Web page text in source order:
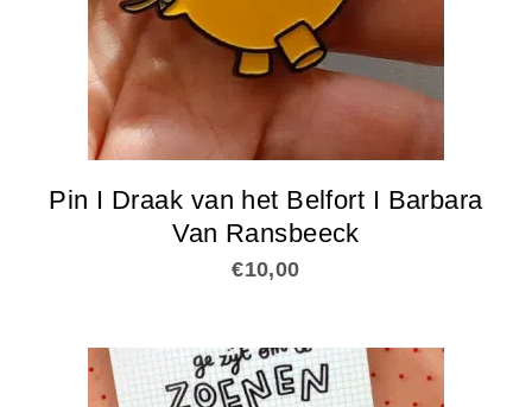
Pin I Draak van het Belfort I Barbara
Van Ransbeeck
€10,00